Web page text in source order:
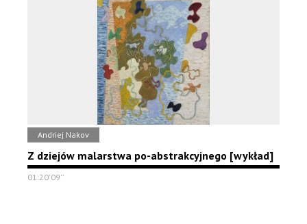
Andriej Nakov
Z dziejów malarstwa po-abstrakcyjnego [wykład]
01:20'09''